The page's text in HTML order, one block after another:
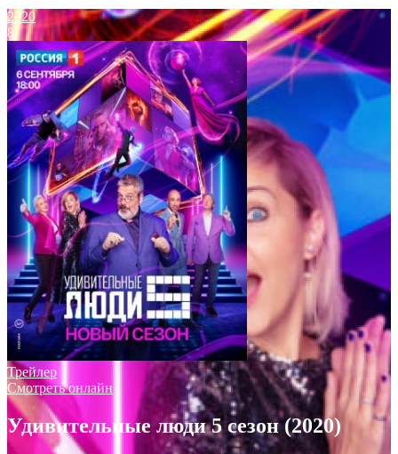
2020
8
Трейлер
Смотреть онлайн
Удивительные люди 5 сезон (2020)